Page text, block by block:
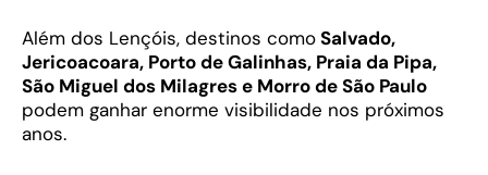
Além dos Lençóis, destinos comoSalvado,
Jericoacoara, Porto de Galinhas, Praia da Pipa,
São Miguel dos Milagres e Morro de São Paulo
podem ganhar enorme visibilidade nos próximos
anos.